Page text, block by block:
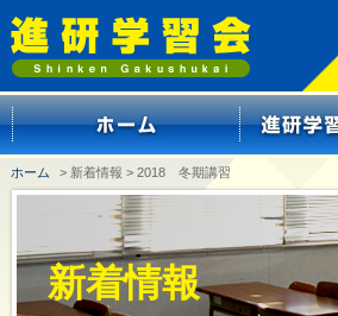
ホーム > 新着情報 > 2018 冬期講習
新着情報